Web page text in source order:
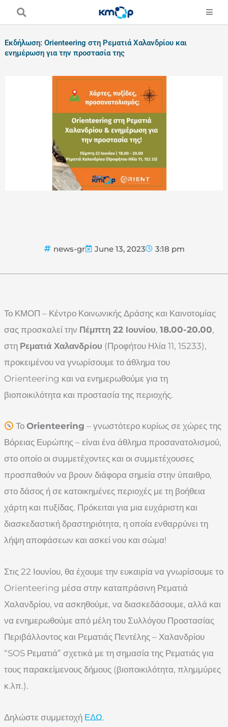
Εκδήλωση: Orienteering στη Ρεματιά Χαλανδρίου και
ενημέρωση για την προστασία της
news-gr June 13, 2023 3:18 pm
Το ΚΜΟΠ – Κέντρο Κοινωνικής Δράσης και Καινοτομίας
σας προσκαλεί την Πέμπτη 22 Ιουνίου, 18.00-20.00,
στη Ρεματιά Χαλανδρίου (Προφήτου Ηλία 11, 15233),
προκειμένου να γνωρίσουμε το άθλημα του
Orienteering και να ενημερωθούμε για τη
βιοποικιλότητα και προστασία της περιοχής.
ΤοOrienteering – γνωστότερο κυρίως σε χώρες της
Βόρειας Ευρώπης – είναι ένα άθλημα προσανατολισμού,
στο οποίο οι συμμετέχοντες και οι συμμετέχουσες
προσπαθούν να βρουν διάφορα σημεία στην ύπαιθρο,
στο δάσος ή σε κατοικημένες περιοχές με τη βοήθεια
χάρτη και πυξίδας. Πρόκειται για μια ευχάριστη και
διασκεδαστική δραστηριότητα, η οποία ενθαρρύνει τη
λήψη αποφάσεων και ασκεί νου και σώμα!
Στις 22 Ιουνίου, θα έχουμε την ευκαιρία να γνωρίσουμε το
Orienteering μέσα στην καταπράσινη Ρεματιά
Χαλανδρίου, να ασκηθούμε, να διασκεδάσουμε, αλλά και
να ενημερωθούμε από μέλη του Συλλόγου Προστασίας
Περιβάλλοντος και Ρεματιάς Πεντέλης – Χαλανδρίου
“SOS Ρεματιά” σχετικά με τη σημασία της Ρεματιάς για
τους παρακείμενους δήμους (βιοποικιλότητα, πλημμύρες
κ.λπ.).
Δηλώστε συμμετοχή ΕΔΩ.